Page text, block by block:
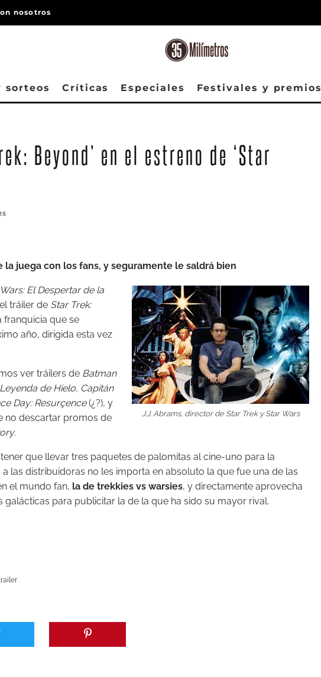
nosotros
sorteos Críticas Especiales Festivales y premios
Beyond’ en el estreno de ‘Star
la juega con los fans, y seguramente le saldrá bien
J.J. Abrams, director de Star Trek y Star Wars
El Despertar de la
tráiler de Star Trek:
franquicia que se
año, dirigida esta vez
ver tráilers de Batman
de Hielo, Capitán
Day: Resurçence(¿?), y
no descartar promos de
.
que llevar tres paquetes de palomitas al cine-uno para la
las distribuidoras no les importa en absoluto la que fue una de las
el mundo fan, la de trekkies vs warsies, y directamente aprovecha
galácticas para publicitar la de la que ha sido su mayor rival.